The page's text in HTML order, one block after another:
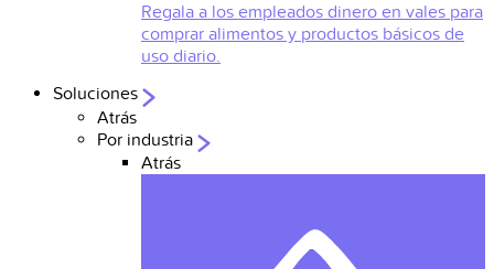
Regala a los empleados dinero en vales para
comprar alimentos y productos básicos de
uso diario.
Soluciones
Atrás
Por industria
Atrás